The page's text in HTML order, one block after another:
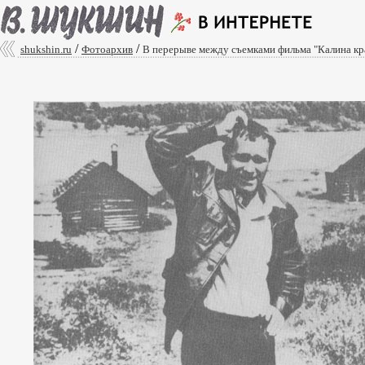
shukshin.ru / Фотоархив / В перерыве между съемками фильма "Калина